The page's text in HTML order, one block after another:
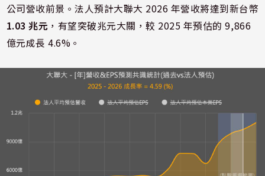
公司營收前景。法人預計大聯大 2026 年營收將達到新台幣
1.03 兆元 ，有望突破兆元大關，較 2025 年預估的 9,866
億元成長 4.6%。